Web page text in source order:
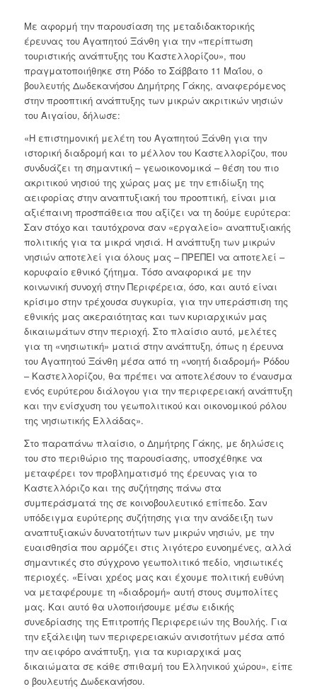
Με αφορμή την παρουσίαση της μεταδιδακτορικής
έρευνας του Αγαπητού Ξάνθη για την «περίπτωση
τουριστικής ανάπτυξης του Καστελλορίζου», που
πραγματοποιήθηκε στη Ρόδο το Σάββατο 11 Μαΐου, ο
βουλευτής Δωδεκανήσου Δημήτρης Γάκης, αναφερόμενος
στην προοπτική ανάπτυξης των μικρών ακριτικών νησιών
του Αιγαίου, δήλωσε:
«Η επιστημονική μελέτη του Αγαπητού Ξάνθη για την
ιστορική διαδρομή και το μέλλον του Καστελλορίζου, που
συνδυάζει τη σημαντική – γεωοικονομικά – θέση του πιο
ακριτικού νησιού της χώρας μας με την επιδίωξη της
αειφορίας στην αναπτυξιακή του προοπτική, είναι μια
αξιέπαινη προσπάθεια που αξίζει να τη δούμε ευρύτερα:
Σαν στόχο και ταυτόχρονα σαν «εργαλείο» αναπτυξιακής
πολιτικής για τα μικρά νησιά. Η ανάπτυξη των μικρών
νησιών αποτελεί για όλους μας – ΠΡΕΠΕΙ να αποτελεί –
κορυφαίο εθνικό ζήτημα. Τόσο αναφορικά με την
κοινωνική συνοχή στην Περιφέρεια, όσο, και αυτό είναι
κρίσιμο στην τρέχουσα συγκυρία, για την υπεράσπιση της
εθνικής μας ακεραιότητας και των κυριαρχικών μας
δικαιωμάτων στην περιοχή. Στο πλαίσιο αυτό, μελέτες
για τη «νησιωτική» ματιά στην ανάπτυξη, όπως η έρευνα
του Αγαπητού Ξάνθη μέσα από τη «νοητή διαδρομή» Ρόδου
– Καστελλορίζου, θα πρέπει να αποτελέσουν το έναυσμα
ενός ευρύτερου διάλογου για την περιφερειακή ανάπτυξη
και την ενίσχυση του γεωπολιτικού και οικονομικού ρόλου
της νησιωτικής Ελλάδας».
Στο παραπάνω πλαίσιο, ο Δημήτρης Γάκης, με δηλώσεις
του στο περιθώριο της παρουσίασης, υποσχέθηκε να
μεταφέρει τον προβληματισμό της έρευνας για το
Καστελλόριζο και της συζήτησης πάνω στα
συμπεράσματά της σε κοινοβουλευτικό επίπεδο. Σαν
υπόδειγμα ευρύτερης συζήτησης για την ανάδειξη των
αναπτυξιακών δυνατοτήτων των μικρών νησιών, με την
ευαισθησία που αρμόζει στις λιγότερο ευνοημένες, αλλά
σημαντικές στο σύγχρονο γεωπολιτικό πεδίο, νησιωτικές
περιοχές. «Είναι χρέος μας και έχουμε πολιτική ευθύνη
να μεταφέρουμε τη «διαδρομή» αυτή στους συμπολίτες
μας. Και αυτό θα υλοποιήσουμε μέσω ειδικής
συνεδρίασης της Επιτροπής Περιφερειών της Βουλής. Για
την εξάλειψη των περιφερειακών ανισοτήτων μέσα από
την αειφόρο ανάπτυξη, για τα κυριαρχικά μας
δικαιώματα σε κάθε σπιθαμή του Ελληνικού χώρου», είπε
ο βουλευτής Δωδεκανήσου.